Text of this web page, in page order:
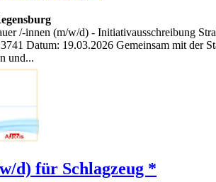
/-innen (m/w/d) - Initiativausschreibung
Datum: 19.03.2026 Gemeinsam mit der
und...
d) für Schlagzeug *